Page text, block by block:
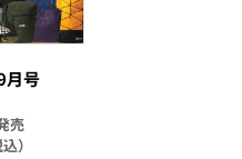
月号
売
）